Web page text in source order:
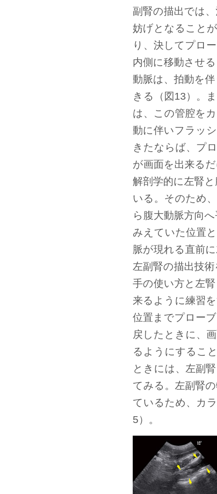
副腎の描出では
妨げとなること
り、決してプロ
内側に移動させ
動脈は、拍動を
きる（図13）。
は、この管腔を
動に伴いフラッ
きたならば、プ
が画面を出来る
解剖学的に左腎
いる。そのため
ら腹大動脈方向
みえていた位置
脈が現れる直前
左副腎の描出技
手の使い方と左
来るように練習
位置までプロー
戻したときに、
るようにするこ
ときには、左副
てみる。左副腎
ているため、カ
5）。